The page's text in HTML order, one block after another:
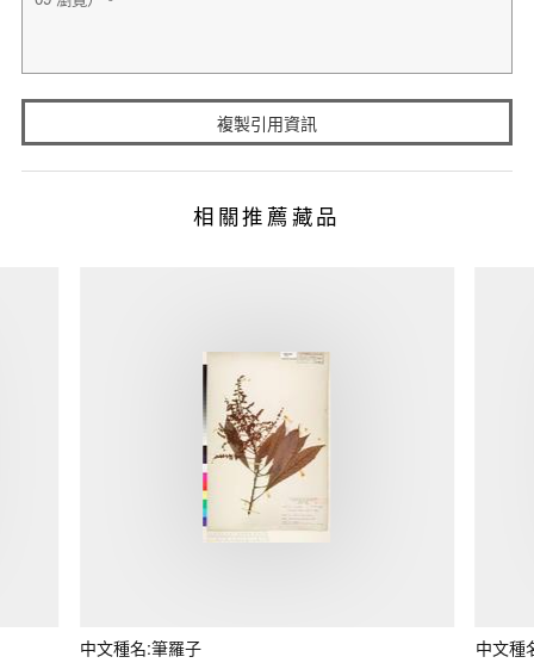
複製引用資訊
相關推薦藏品
中文種名:筆羅子 中文種